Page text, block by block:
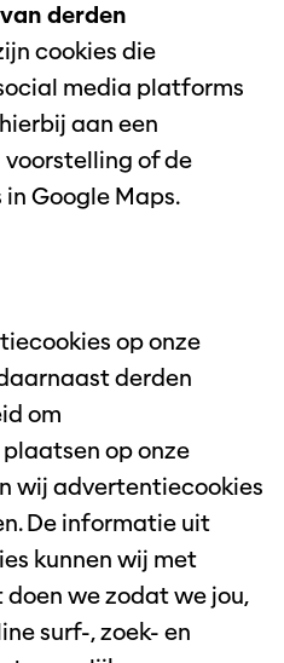
derden
cookies die
media platforms
aan een
voorstelling of de
Google Maps.
op onze
derden
om
op onze
wij advertentiecookies
De informatie uit
kunnen wij met
we zodat we jou,
surf-, zoek- en